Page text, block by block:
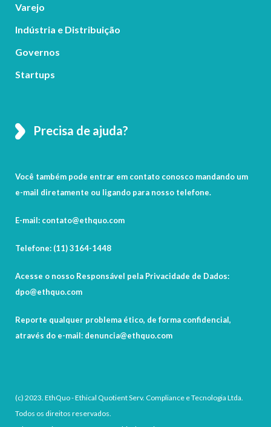
Varejo
Indústria e Distribuição
Governos
Startups
Precisa de ajuda?
Você também pode entrar em contato conosco mandando um
e-mail diretamente ou ligando para nosso telefone.
E-mail: contato@ethquo.com
Telefone: (11) 3164-1448
Acesse o nosso Responsável pela Privacidade de Dados:
dpo@ethquo.com
Reporte qualquer problema ético, de forma confidencial,
através do e-mail: denuncia@ethquo.com
(c) 2023. EthQuo - Ethical Quotient Serv. Compliance e Tecnologia Ltda.
Todos os direitos reservados.